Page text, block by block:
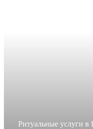
Ритуальные услуги в